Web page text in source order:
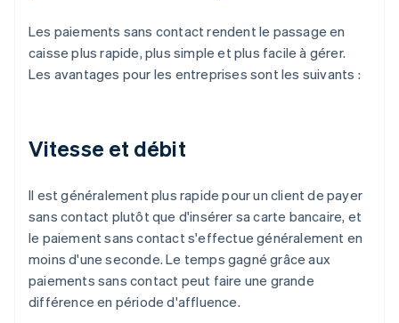
Les paiements sans contact rendent le passage en
caisse plus rapide, plus simple et plus facile à gérer.
Les avantages pour les entreprises sont les suivants :
Vitesse et débit
Il est généralement plus rapide pour un client de payer
sans contact plutôt que d'insérer sa carte bancaire, et
le paiement sans contact s'effectue généralement en
moins d'une seconde. Le temps gagné grâce aux
paiements sans contact peut faire une grande
différence en période d'affluence.